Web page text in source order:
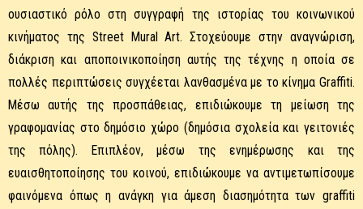
ουσιαστικό ρόλο στη συγγραφή της ιστορίας του κοινωνικού
κινήματος της Street Mural Art. Στοχεύουμε στην αναγνώριση,
διάκριση και αποποινικοποίηση αυτής της τέχνης η οποία σε
πολλές περιπτώσεις συγχέεται λανθασμένα με το κίνημα Graffiti.
Μέσω αυτής της προσπάθειας, επιδιώκουμε τη μείωση της
γραφομανίας στο δημόσιο χώρο (δημόσια σχολεία και γειτονιές
της πόλης). Επιπλέον, μέσω της ενημέρωσης και της
ευαισθητοποίησης του κοινού, επιδιώκουμε να αντιμετωπίσουμε
φαινόμενα όπως η ανάγκη για άμεση διασημότητα των graffiti